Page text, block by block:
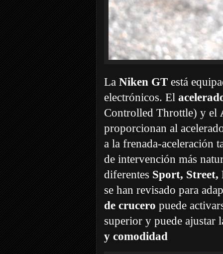
La Niken GT está
electrónicos. El
Controlled Throttle) y el
proporcionan al
a la frenada-aceleración
de intervención más
diferentes Sport,
se han revisado para
de crucero puede
superior y puede ajustar
y comodidad